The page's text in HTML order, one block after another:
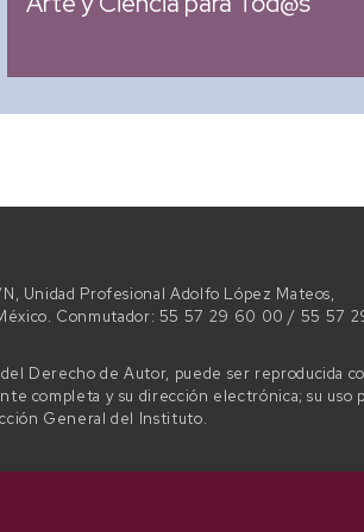
Unidad Profesional Adolfo López Mateos,
Conmutador: 55 57 29 60 00 / 55 57
Derecho de Autor, puede ser reproducida
completa y su dirección electrónica; su uso
General del Instituto.